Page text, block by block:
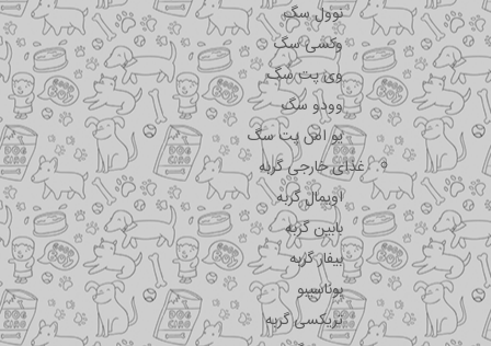
نوول سگ
وکسی سگ
وی پت سگ
وودو سگ
یو اس پت سگ
غذای خارجی گربه
اویمال گربه
بابین گربه
بیفار گربه
بوناسیبو
تریکسی گربه